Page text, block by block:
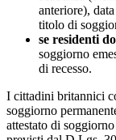
anteriore),
titolo di
se residenti
soggiorno
di recesso.
I cittadini britannici
soggiorno
attestato di